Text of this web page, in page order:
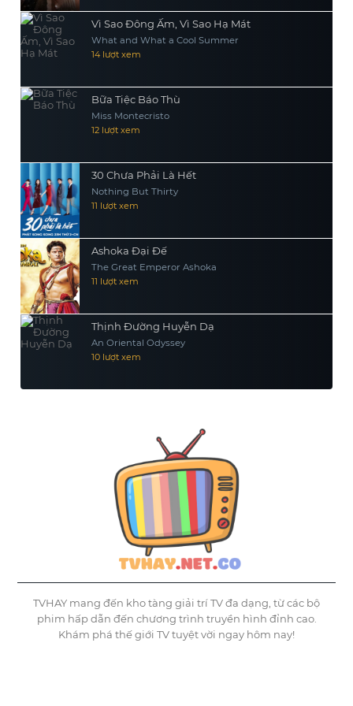
Vì Sao Đông Ấm, Vì Sao Hạ Mát
What and What a Cool Summer
14 lượt xem
Bữa Tiệc Báo Thù
Miss Montecristo
12 lượt xem
30 Chưa Phải Là Hết
Nothing But Thirty
11 lượt xem
Ashoka Đại Đế
The Great Emperor Ashoka
11 lượt xem
Thịnh Đường Huyễn Dạ
An Oriental Odyssey
10 lượt xem
TVHAY mang đến kho tàng giải trí TV đa dạng, từ các bộ
phim hấp dẫn đến chương trình truyền hình đỉnh cao.
Khám phá thế giới TV tuyệt vời ngay hôm nay!